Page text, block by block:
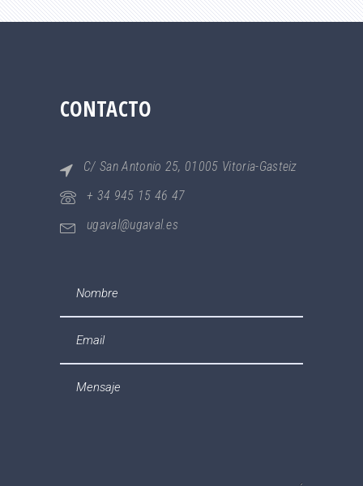
CONTACTO
C/ San Antonio 25, 01005 Vitoria-Gasteiz
+ 34 945 15 46 47
ugaval@ugaval.es